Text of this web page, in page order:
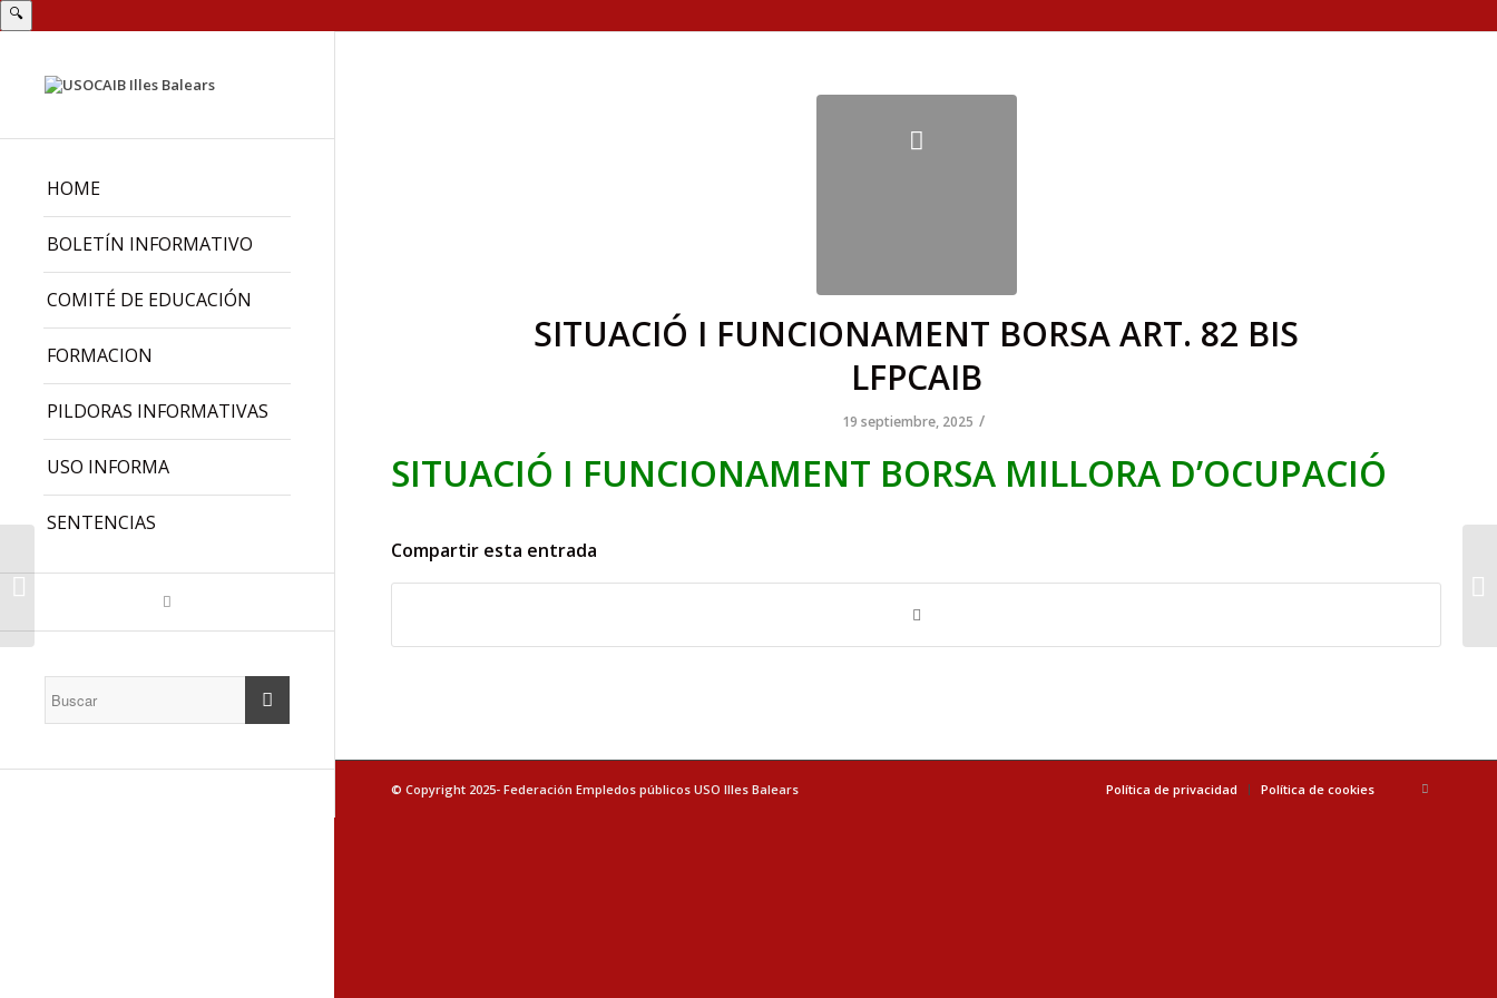
🔍
HOME
BOLETÍN INFORMATIVO
COMITÉ DE EDUCACIÓN
FORMACION
PILDORAS INFORMATIVAS
USO INFORMA
SENTENCIAS
SITUACIÓ I FUNCIONAMENT BORSA ART. 82 BIS
LFPCAIB
19 septiembre, 2025 /
SITUACIÓ I FUNCIONAMENT BORSA MILLORA D’OCUPACIÓ
Compartir esta entrada
© Copyright 2025- Federación Empledos públicos USO Illes Balears Política de privacidad Política de cookies
PROFESIONAL